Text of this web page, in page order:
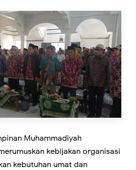
Muhammadiyah
kebijakan organisasi
kebutuhan umat dan